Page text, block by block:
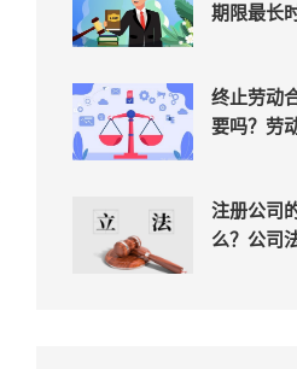
期限最长
终止劳动
要吗？劳
注册公司
么？公司